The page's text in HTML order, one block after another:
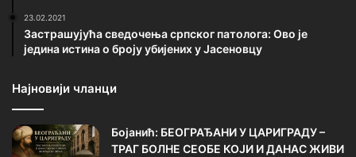
23.02.2021
Застрашујућа сведочења српског патолога: Ово је
једина истина о броју убијених у Јасеновцу
Најновији чланци
Бојанић: БЕОГРАЂАНИ У ЦАРИГРАДУ –
ТРАГ БОЛНЕ СЕОБЕ КОЈИ И ДАНАС ЖИВИ